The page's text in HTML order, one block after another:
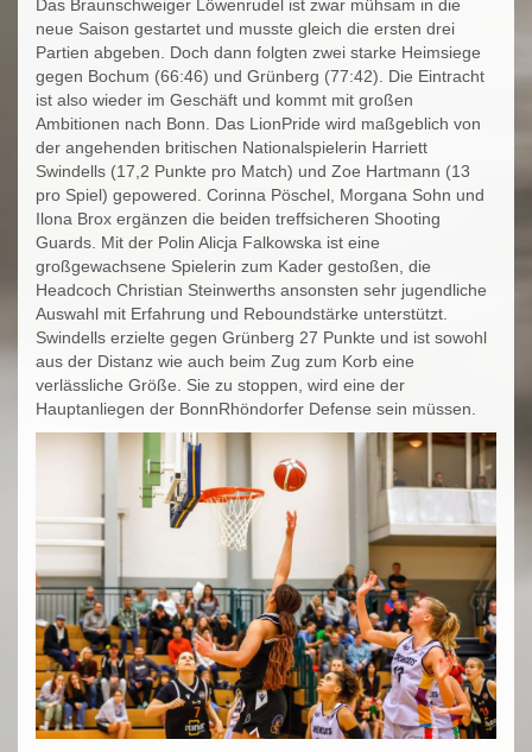
Das Braunschweiger Löwenrudel ist zwar mühsam in die
neue Saison gestartet und musste gleich die ersten drei
Partien abgeben. Doch dann folgten zwei starke Heimsiege
gegen Bochum (66:46) und Grünberg (77:42). Die Eintracht
ist also wieder im Geschäft und kommt mit großen
Ambitionen nach Bonn. Das LionPride wird maßgeblich von
der angehenden britischen Nationalspielerin Harriett
Swindells (17,2 Punkte pro Match) und Zoe Hartmann (13
pro Spiel) gepowered. Corinna Pöschel, Morgana Sohn und
Ilona Brox ergänzen die beiden treffsicheren Shooting
Guards. Mit der Polin Alicja Falkowska ist eine
großgewachsene Spielerin zum Kader gestoßen, die
Headcoch Christian Steinwerths ansonsten sehr jugendliche
Auswahl mit Erfahrung und Reboundstärke unterstützt.
Swindells erzielte gegen Grünberg 27 Punkte und ist sowohl
aus der Distanz wie auch beim Zug zum Korb eine
verlässliche Größe. Sie zu stoppen, wird eine der
Hauptanliegen der BonnRhöndorfer Defense sein müssen.